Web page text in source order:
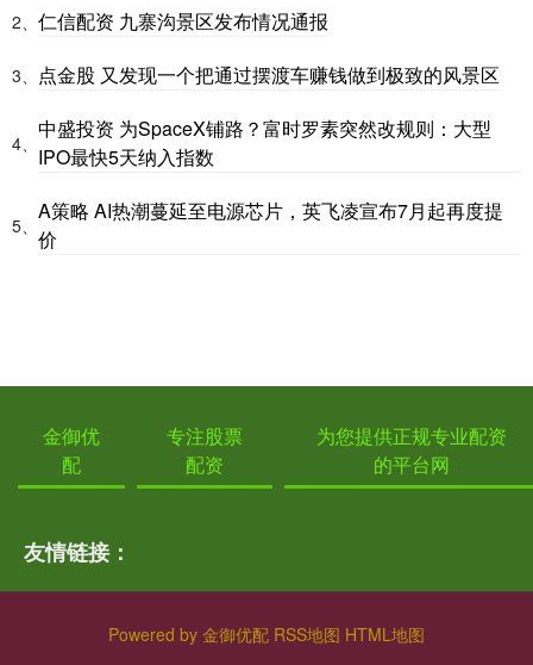
2、 仁信配资 九寨沟景区发布情况通报
3、 点金股 又发现一个把通过摆渡车赚钱做到极致的风景区
4、
中盛投资 为SpaceX铺路？富时罗素突然改规则：大型
IPO最快5天纳入指数
5、
A策略 AI热潮蔓延至电源芯片，英飞凌宣布7月起再度提
价
金御优
配
专注股票
配资
为您提供正规专业配资
的平台网
友情链接：
Powered by 金御优配 RSS地图 HTML地图